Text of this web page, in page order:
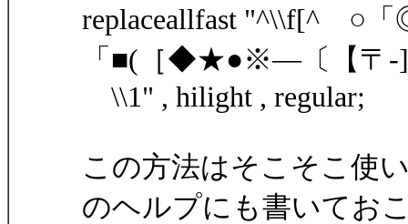
replaceallfast "^\\f[^ ○
「■(［◆★●※―〔【〒-
\\1" , hilight , regular;
この方法はそこそこ使
のヘルプにも書いてお